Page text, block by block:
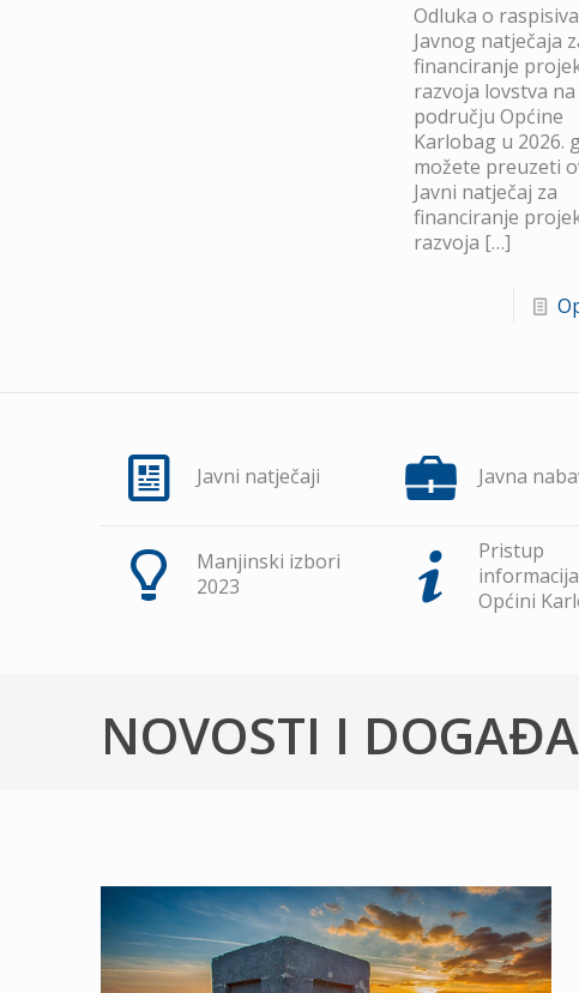
Odluka o
Javnog natječaja
financiranje
razvoja lovstva na
području Općine
Karlobag u 2026.
možete preuzeti
Javni natječaj za
financiranje
razvoja […]
Javni natječaji Javna
Manjinski izbori
2023
Pristup
Općini
NOVOSTI I